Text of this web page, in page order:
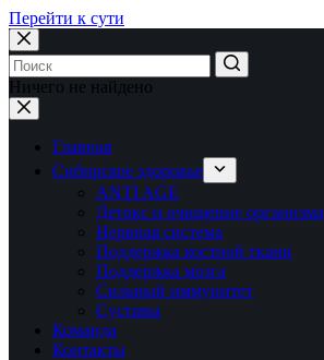
Перейти к сути
Ничего не найдено
Главная
Сибирское здоровье
ANTI AGE
Детокс и очищение организма
Нервная система
Поддержка костной ткани
Поддержка мозга
Сильный иммунитет
Суставы
Команда
Контакты